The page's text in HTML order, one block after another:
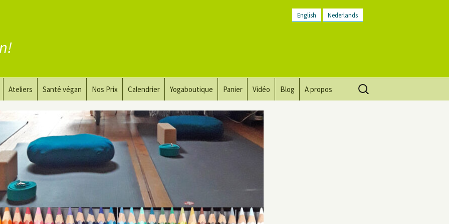
English Nederlands
privé
Ateliers
Yoga et art du dessin
Le Yoga Nu pour Hommes
Santé végan
Substituer la viande
Substituer les produits
Substituer les œufs
Nos Prix Calendrier Yogaboutique Panier Vidéo Blog A propos
Rechercher :